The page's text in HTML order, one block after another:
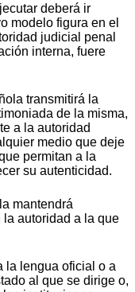
deberá ir
modelo figura en el
judicial penal
interna, fuere
transmitirá la
de la misma,
a la autoridad
medio que deje
permitan a la
su autenticidad.
mantendrá
autoridad a la que
la lengua oficial o a
al que se dirige o,